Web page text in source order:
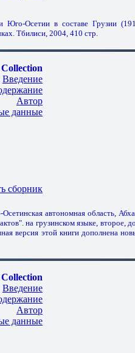
Юго-Осетии в составе Грузии
Тбилиси, 2004, 410 стр.
Введение
Автор
данные
сборник
автономная область,
на грузинском языке, второе,
версия этой книги дополнена
Введение
Автор
данные